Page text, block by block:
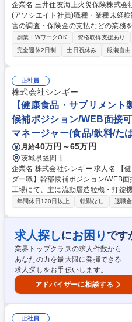
企業名 三井住友海上火災保険株式会社 求人名 【つくば】損害サポート
(アソシエイト社員)職種・業種未経験歓迎 仕事の内容 ■損害サ
害の調査・保険金の支払などの業務
ト：お客さまが自動車事故に遭われ
事故を解決していく仕事です。事故の解決まで 迅速かつ円
た高い品質のサービスを提供します
生しない対物事故から担当頂きます
の発生する対物事故や適性等により
す。 ◎火災/新種/傷病/海外旅行損害
様々な保険種目について事故対応を担当します。 募
害サポート職(アソシエイト社員)職
副業・WワークOK 資格取得支援あり
完全週休2日制
土日祝休み 服装自由
正社員
株式会社シンギー
【健康食品・サプリメン
候補ポジション/WEB面接
マネージャー(食品/飲料/た
月給40万円～65万円
茨城県笠間市
企業名 株式会社シンギー 求人名 【健康食品・サプリメント製造担当/リー
ダー職】幹部候補ポジション/WEB面接可 仕事の内容 当社の稼働
工場にて、主に流動層造粒機・打錠
などの健康食品製造機械の製造に対する
機・打錠機・ハードカプセル充填機・
種 【健康食品・サプリメント製造担
WEB面接可
年間休日120日以上 転勤なし 退職
求人探しにお困り です
業界トップクラスの求人件数から
あなたの力を最大限に発揮できる
求人探しをお手伝いします。
アドバイザーに相談する
正社員